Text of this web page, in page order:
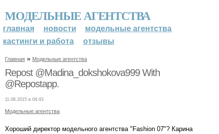
МОДЕЛЬНЫЕ АГЕНТСТВА
главная новости
модельные агентства
кастинги и работа
отзывы
Главная » Модельные агентства
Repost @Madina_dokshokova999 With
@Repostapp.
11.06.2015 в 04:43
Модельные агентства
Хороший директор модельного агентства "Fashion 07"? Карина